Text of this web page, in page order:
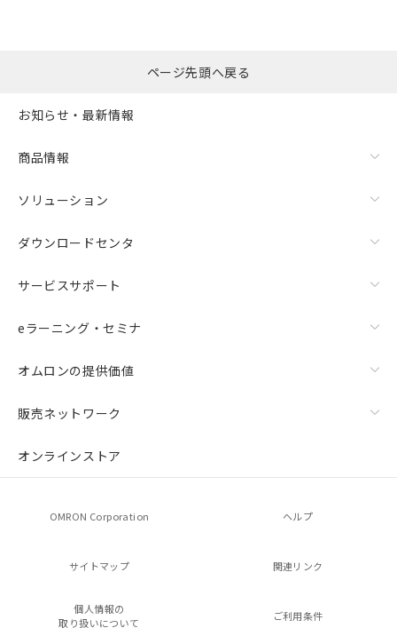
ページ先頭へ戻る
お知らせ・最新情報
商品情報
ソリューション
ダウンロードセンタ
サービスサポート
eラーニング・セミナ
オムロンの提供価値
販売ネットワーク
オンラインストア
OMRON Corporation ヘルプ
サイトマップ 関連リンク
個人情報の
取り扱いについて
ご利用条件